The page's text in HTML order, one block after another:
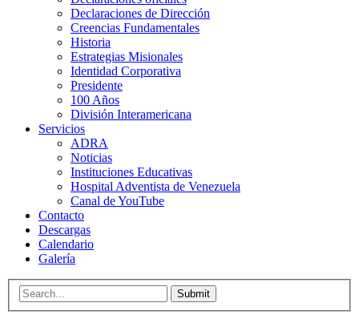
Declaraciones de Dirección
Creencias Fundamentales
Historia
Estrategias Misionales
Identidad Corporativa
Presidente
100 Años
División Interamericana
Servicios
ADRA
Noticias
Instituciones Educativas
Hospital Adventista de Venezuela
Canal de YouTube
Contacto
Descargas
Calendario
Galería
Submit